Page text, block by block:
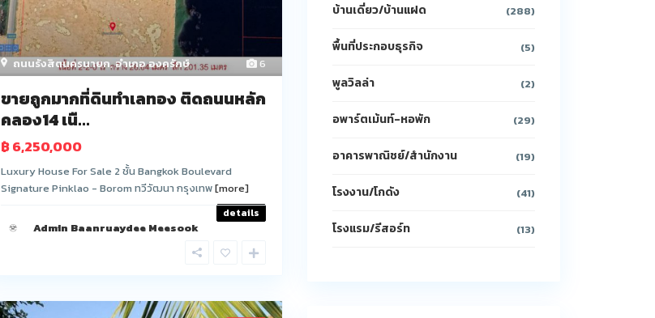
6
ถนนรังสิตนครนายก,อำเภอ องครักษ์
ขายถูกมากที่ดินทำเลทอง ติดถนนหลัก
คลอง14 เนื...
฿ 6,250,000
Luxury House For Sale 2 ชั้น Bangkok Boulevard
Signature Pinklao - Borom ทวีวัฒนา กรุงเทพ[more]
details
Admin Baanruaydee Meesook
บ้านเดี่ยว/บ้านแฝด (288)
พื้นที่ประกอบธุรกิจ (5)
พูลวิลล่า (2)
อพาร์ตเม้นท์-หอพัก (29)
อาคารพาณิชย์/สำนักงาน (19)
โรงงาน/โกดัง (41)
โรงแรม/รีสอร์ท (13)